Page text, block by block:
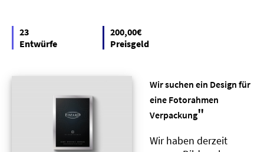
23
Entwürfe
200,00€
Preisgeld
Wir suchen ein Design für
eine Fotorahmen
Verpackung"
Wir haben derzeit